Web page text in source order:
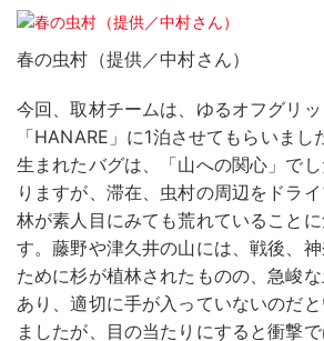
春の虫村（提供／中村さん）
今回、取材チームは、ゆるオフグリ
「HANARE」に1泊させてもらいま
生まれたバグは、「山への関心」で
りますが、滞在、虫村の周辺をドラ
林が素人目にみても荒れていること
す。藤野や津久井の山には、戦後、
ために杉が植林されたものの、急峻
あり、適切に手が入っていないのだ
ましたが、目の当たりにすると衝撃